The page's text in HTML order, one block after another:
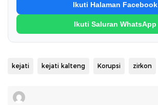
Ikuti Halaman Facebook
Ikuti Saluran WhatsApp
kejati kejati kalteng Korupsi zirkon